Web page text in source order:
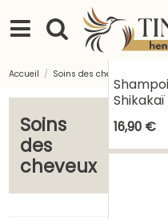
Accueil Soins des cheveux
Soins
des
cheveux
16,90 €